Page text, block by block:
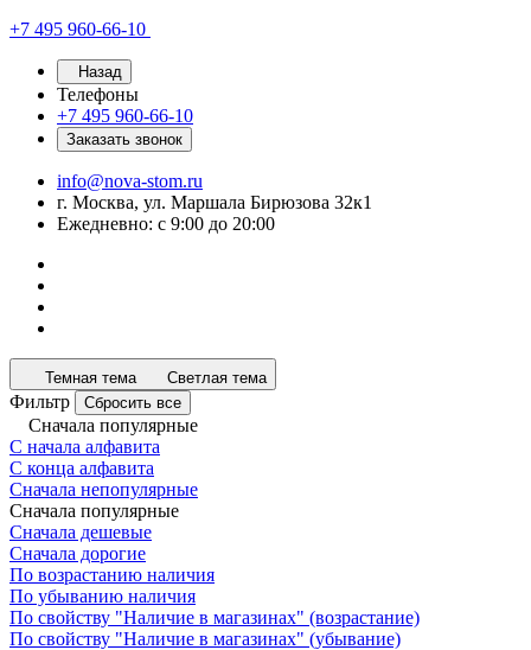
+7 495 960-66-10
Назад
Телефоны
+7 495 960-66-10
Заказать звонок
info@nova-stom.ru
г. Москва, ул. Маршала Бирюзова 32к1
Ежедневно: с 9:00 до 20:00
Темная тема Светлая тема
Фильтр Сбросить все
Сначала популярные
С начала алфавита
С конца алфавита
Сначала непопулярные
Сначала популярные
Сначала дешевые
Сначала дорогие
По возрастанию наличия
По убыванию наличия
По свойству "Наличие в магазинах" (возрастание)
По свойству "Наличие в магазинах" (убывание)